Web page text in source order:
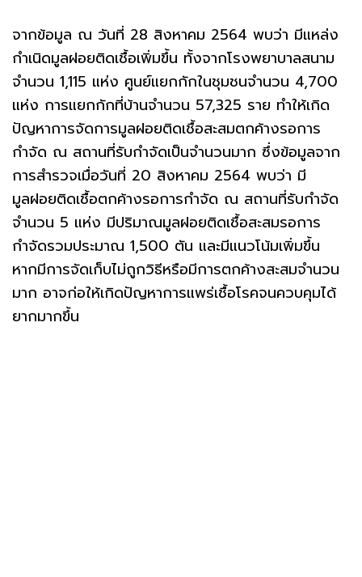
จากข้อมูล ณ วันที่ 28 สิงหาคม 2564 พบว่า มีแหล่ง
กำเนิดมูลฝอยติดเชื้อเพิ่มขึ้น ทั้งจากโรงพยาบาลสนาม
จำนวน 1,115 แห่ง ศูนย์แยกกักในชุมชนจำนวน 4,700
แห่ง การแยกกักที่บ้านจำนวน 57,325 ราย ทำให้เกิด
ปัญหาการจัดการมูลฝอยติดเชื้อสะสมตกค้างรอการ
กำจัด ณ สถานที่รับกำจัดเป็นจำนวนมาก ซึ่งข้อมูลจาก
การสำรวจเมื่อวันที่ 20 สิงหาคม 2564 พบว่า มี
มูลฝอยติดเชื้อตกค้างรอการกำจัด ณ สถานที่รับกำจัด
จำนวน 5 แห่ง มีปริมาณมูลฝอยติดเชื้อสะสมรอการ
กำจัดรวมประมาณ 1,500 ตัน และมีแนวโน้มเพิ่มขึ้น
หากมีการจัดเก็บไม่ถูกวิธีหรือมีการตกค้างสะสมจำนวน
มาก อาจก่อให้เกิดปัญหาการแพร่เชื้อโรคจนควบคุมได้
ยากมากขึ้น